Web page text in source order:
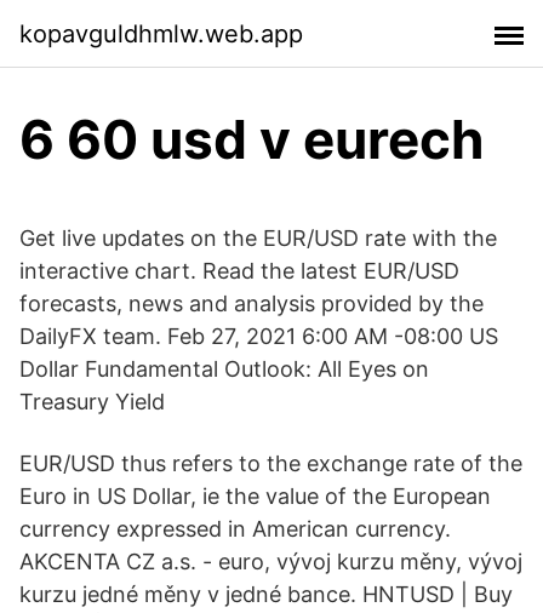
kopavguldhmlw.web.app
6 60 usd v eurech
Get live updates on the EUR/USD rate with the
interactive chart. Read the latest EUR/USD
forecasts, news and analysis provided by the
DailyFX team. Feb 27, 2021 6:00 AM -08:00 US
Dollar Fundamental Outlook: All Eyes on
Treasury Yield
EUR/USD thus refers to the exchange rate of the
Euro in US Dollar, ie the value of the European
currency expressed in American currency.
AKCENTA CZ a.s. - euro, vývoj kurzu měny, vývoj
kurzu jedné měny v jedné bance. HNTUSD | Buy